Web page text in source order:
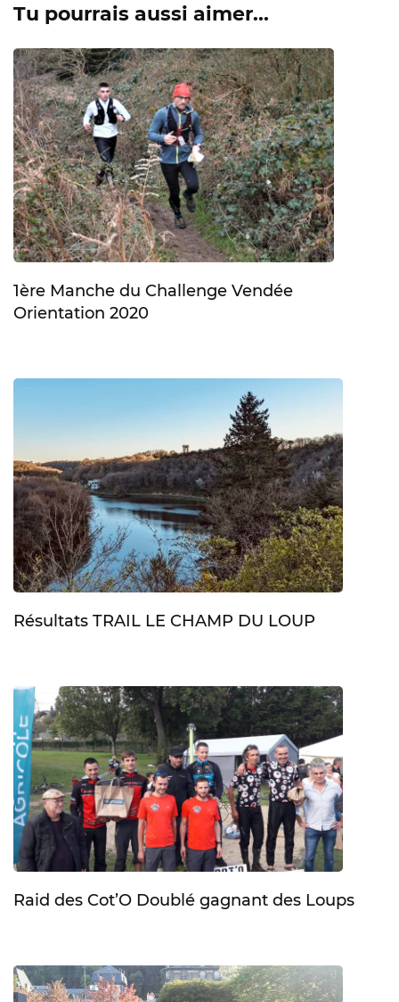
Tu pourrais aussi aimer...
1ère Manche du Challenge Vendée
Orientation 2020
Résultats TRAIL LE CHAMP DU LOUP
Raid des Cot’O Doublé gagnant des Loups